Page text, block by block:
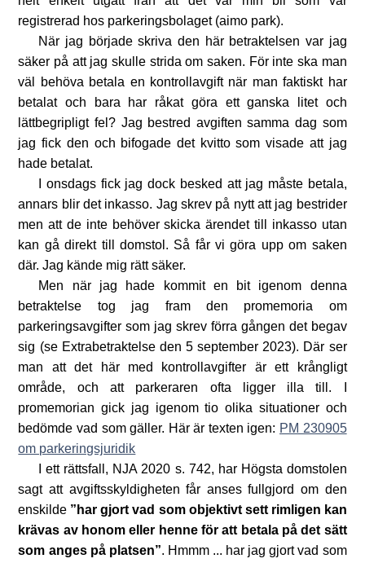
registrerad hos parkeringsbolaget (aimo park).
När jag började skriva den här betraktelsen var jag
säker på att jag skulle strida om saken. För inte ska man
väl behöva betala en kontrollavgift när man faktiskt har
betalat och bara har råkat göra ett ganska litet och
lättbegripligt fel? Jag bestred avgiften samma dag som
jag fick den och bifogade det kvitto som visade att jag
hade betalat.
I onsdags fick jag dock besked att jag måste betala,
annars blir det inkasso. Jag skrev på nytt att jag bestrider
men att de inte behöver skicka ärendet till inkasso utan
kan gå direkt till domstol. Så får vi göra upp om saken
där. Jag kände mig rätt säker.
Men när jag hade kommit en bit igenom denna
betraktelse tog jag fram den promemoria om
parkeringsavgifter som jag skrev förra gången det begav
sig (se Extrabetraktelse den 5 september 2023). Där ser
man att det här med kontrollavgifter är ett krångligt
område, och att parkeraren ofta ligger illa till. I
promemorian gick jag igenom tio olika situationer och
bedömde vad som gäller. Här är texten igen: PM 230905
om parkeringsjuridik
I ett rättsfall, NJA 2020 s. 742, har Högsta domstolen
sagt att avgiftsskyldigheten får anses fullgjord om den
enskilde ”har gjort vad som objektivt sett rimligen kan
krävas av honom eller henne för att betala på det sätt
som anges på platsen”. Hmmm ... har jag gjort vad som